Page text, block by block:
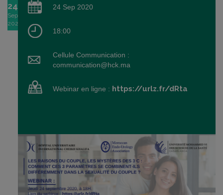
24
Sep
2020
24 Sep 2020
18:00
Cellule Communication :
communication@hck.ma
Webinar en ligne : https://urlz.fr/dRta